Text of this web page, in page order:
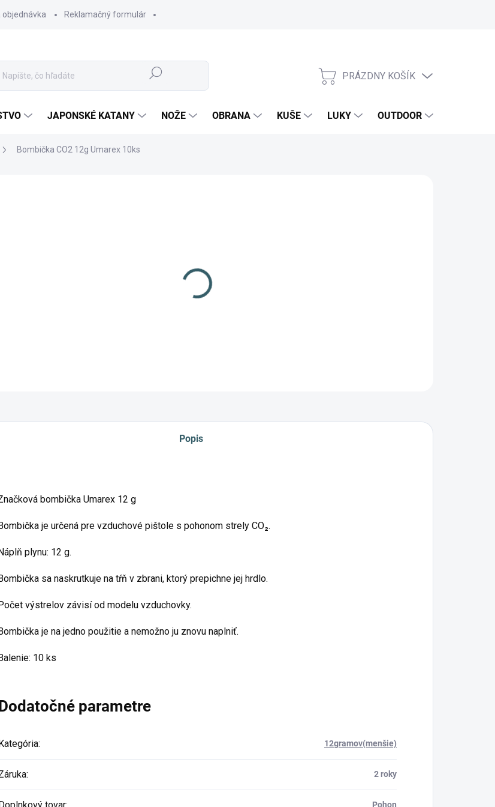
objednávka Reklamačný formulár
Hľadať
NÁKUPNÝ
PRÁZDNY KOŠÍK
JAPONSKÉ KATANY NOŽE OBRANA KUŠE LUKY OUTDOOR
Bombička CO2 12g Umarex 10ks
Popis
bombička Umarex 12 g
je určená pre vzduchové pištole s pohonom strely CO₂.
plynu: 12 g.
sa naskrutkuje na tŕň v zbrani, ktorý prepichne jej hrdlo.
výstrelov závisí od modelu vzduchovky.
je na jedno použitie a nemožno ju znovu naplniť.
10 ks
parametre
: 12gramov(menšie)
: 2 roky
Pohon
Podpora 24/7